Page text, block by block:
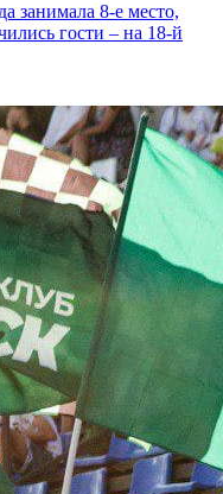
занимала 8-е место,
гости – на 18-й